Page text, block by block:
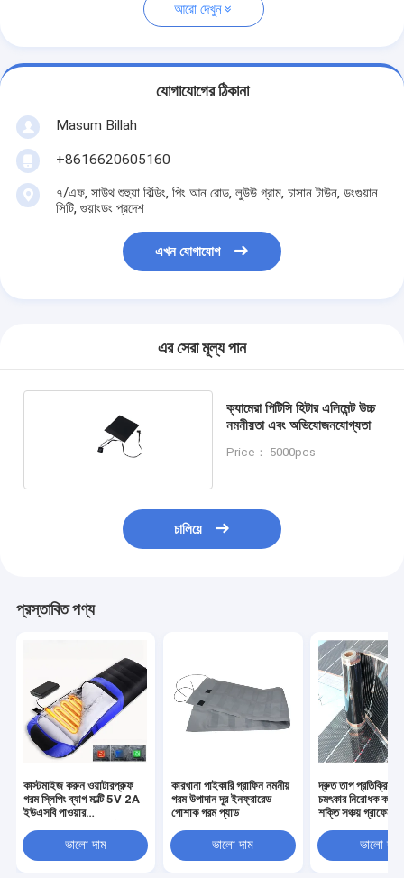
আরো দেখুন
যোগাযোগের ঠিকানা
Masum Billah
+8616620605160
৭/এফ, সাউথ শুহুয়া বিল্ডিং, পিং আন রোড, লুউউ গ্রাম, চাসান টাউন, ডংগুয়ান
সিটি, গুয়াংডং প্রদেশ
এখন যোগাযোগ
এর সেরা মূল্য পান
ক্যামেরা পিটিসি হিটার এলিমেন্ট উচ্চ
নমনীয়তা এবং অভিযোজনযোগ্যতা
Price： 5000pcs
চালিয়ে
প্রস্তাবিত পণ্য
কাস্টমাইজ করুন ওয়াটারপ্রুফ
গরম স্লিপিং ব্যাগ মাল্টি 5V 2A
ইউএসবি পাওয়ার
গরম স্লিপিং ব্যাগ ক্যাম্পিং জন্য
ভালো দাম
কারখানা পাইকারি গ্রাফিন নমনীয়
গরম উপাদান দূর ইনফ্রারেড
পোশাক গরম প্যাড
ভালো দাম
দ্রুত তাপ প্রতিক্রিয়া
চমৎকার নিরোধক
শক্তি সঞ্চয় গ্রাফেন
ভালো দাম